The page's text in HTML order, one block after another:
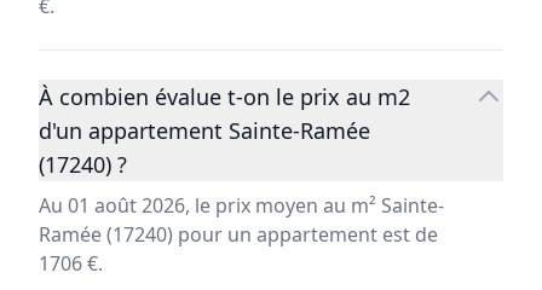
€.
À combien évalue t-on le prix au m2
d'un appartement Sainte-Ramée
(17240) ?
Au 01 août 2026, le prix moyen au m² Sainte-
Ramée (17240) pour un appartement est de
1706 €.